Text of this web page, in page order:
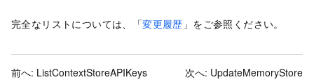
完全なリストについては、「変更履歴 」をご参照ください。
前へ: ListContextStoreAPIKeys 次へ: UpdateMemoryStore